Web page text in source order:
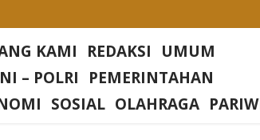
KAMI REDAKSI
UMUM
– POLRI
PEMERINTAHAN
SOSIAL OLAHRAGA